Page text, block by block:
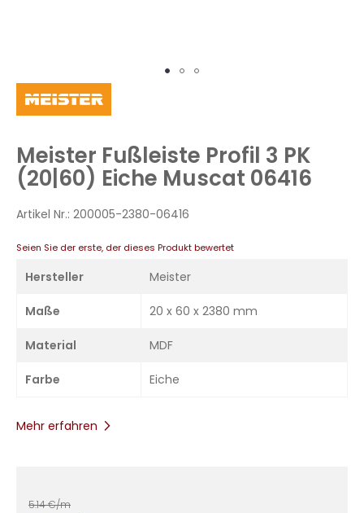
Zum
Anfang
springen
Meister Fußleiste Profil 3 PK
(20|60) Eiche Muscat 06416
Artikel Nr.: 200005-2380-06416
Seien Sie der erste, der dieses Produkt bewertet
Hersteller Meister
Maße 20 x 60 x 2380 mm
Material MDF
Farbe Eiche
Mehr erfahren
5.14€/m